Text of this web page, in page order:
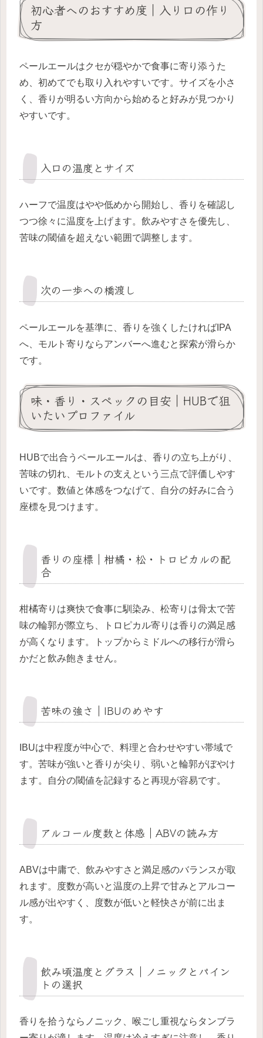
初心者へのおすすめ度｜入り口の作り
方
ペールエールはクセが穏やかで食事に寄り添うた
め、初めてでも取り入れやすいです。サイズを小さ
く、香りが明るい方向から始めると好みが見つかり
やすいです。
入口の温度とサイズ
ハーフで温度はやや低めから開始し、香りを確認し
つつ徐々に温度を上げます。飲みやすさを優先し、
苦味の閾値を超えない範囲で調整します。
次の一歩への橋渡し
ペールエールを基準に、香りを強くしたければIPA
へ、モルト寄りならアンバーへ進むと探索が滑らか
です。
味・香り・スペックの目安｜HUBで狙
いたいプロファイル
HUBで出合うペールエールは、香りの立ち上がり、
苦味の切れ、モルトの支えという三点で評価しやす
いです。数値と体感をつなげて、自分の好みに合う
座標を見つけます。
香りの座標｜柑橘・松・トロピカルの配
合
柑橘寄りは爽快で食事に馴染み、松寄りは骨太で苦
味の輪郭が際立ち、トロピカル寄りは香りの満足感
が高くなります。トップからミドルへの移行が滑ら
かだと飲み飽きません。
苦味の強さ｜IBUのめやす
IBUは中程度が中心で、料理と合わせやすい帯域で
す。苦味が強いと香りが尖り、弱いと輪郭がぼやけ
ます。自分の閾値を記録すると再現が容易です。
アルコール度数と体感｜ABVの読み方
ABVは中庸で、飲みやすさと満足感のバランスが取
れます。度数が高いと温度の上昇で甘みとアルコー
ル感が出やすく、度数が低いと軽快さが前に出ま
す。
飲み頃温度とグラス｜ノニックとパイン
トの選択
香りを拾うならノニック、喉ごし重視ならタンブラ